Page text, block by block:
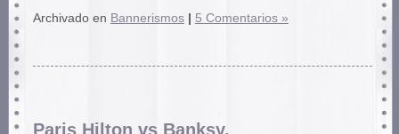
Archivado en Bannerismos 5 Comentarios »
Paris Hilton vs Banksy.